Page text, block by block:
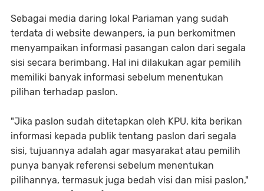
Sebagai media daring lokal Pariaman yang sudah
terdata di website dewanpers, ia pun berkomitmen
menyampaikan informasi pasangan calon dari segala
sisi secara berimbang. Hal ini dilakukan agar pemilih
memiliki banyak informasi sebelum menentukan
pilihan terhadap paslon.
"Jika paslon sudah ditetapkan oleh KPU, kita berikan
informasi kepada publik tentang paslon dari segala
sisi, tujuannya adalah agar masyarakat atau pemilih
punya banyak referensi sebelum menentukan
pilihannya, termasuk juga bedah visi dan misi paslon,"